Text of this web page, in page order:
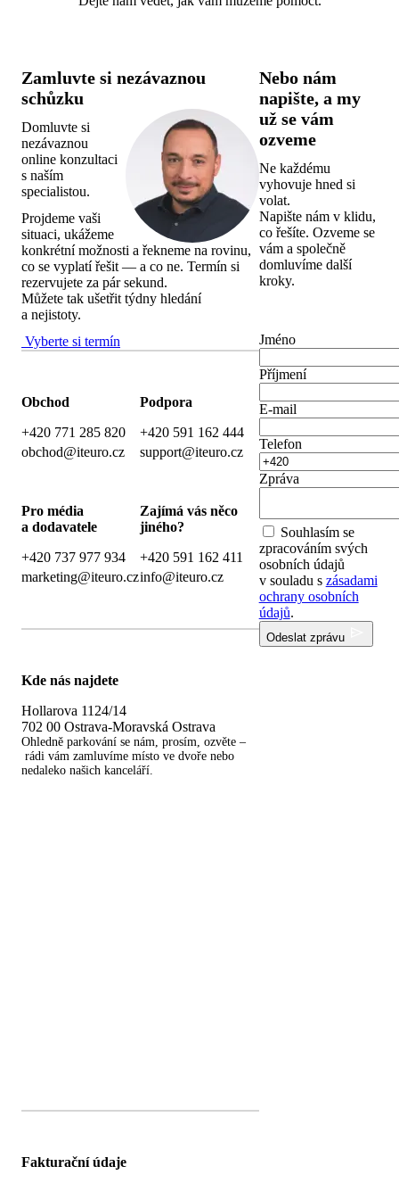
Zamluvte si nezávaznou
schůzku
Domluvte si
nezávaznou
online konzultaci
s naším
specialistou.
Projdeme vaši
situaci, ukážeme
konkrétní možnosti a řekneme na rovinu,
co se vyplatí řešit — a co ne. Termín si
rezervujete za pár sekund.
Můžete tak ušetřit týdny hledání
a nejistoty.
Vyberte si termín
Nebo nám
napište, a my
už se vám
ozveme
Ne každému
vyhovuje hned si
volat.
Napište nám v klidu,
co řešíte. Ozveme se
vám a společně
domluvíme další
kroky.
Jméno
Příjmení
E-mail
Telefon
Zpráva
Souhlasím se
zpracováním svých
osobních údajů
v souladu s zásadami
ochrany osobních
údajů.
Odeslat zprávu
Obchod
+420 771 285 820
obchod@iteuro.cz
Podpora
+420 591 162 444
support@iteuro.cz
Pro média
a dodavatele
+420 737 977 934
marketing@iteuro.cz
Zajímá vás něco
jiného?
+420 591 162 411
info@iteuro.cz
Kde nás najdete
Hollarova 1124/14
702 00 Ostrava-Moravská Ostrava
Ohledně parkování se nám, prosím, ozvěte –
rádi vám zamluvíme místo ve dvoře nebo
nedaleko našich kanceláří.
Fakturační údaje